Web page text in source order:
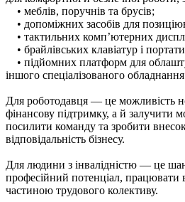
• меблів, поручнів та брусів;
• допоміжних засобів для
• тактильних комп’ютерних
• брайлівських клавіатур і
• підйомних платформ для
іншого спеціалізованого
Для роботодавця — це можливість
фінансову підтримку, а й залучити
посилити команду та зробити
відповідальність бізнесу.
Для людини з інвалідністю — це
професійний потенціал, працювати
частиною трудового колективу.